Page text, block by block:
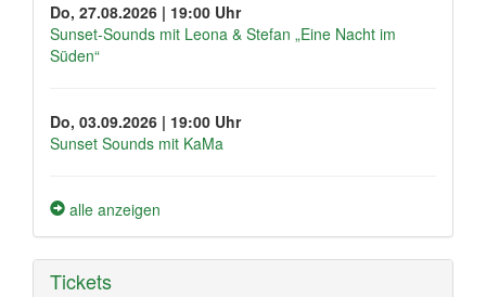
Do, 27.08.2026 | 19:00 Uhr
Sunset-Sounds mit Leona & Stefan „Eine Nacht im
Süden“
Do, 03.09.2026 | 19:00 Uhr
Sunset Sounds mit KaMa
alle anzeigen
Tickets